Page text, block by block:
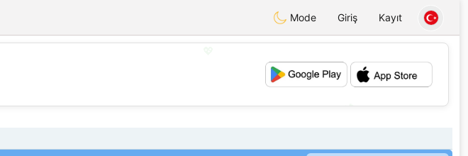
Mode Giriş Kayıt
💕